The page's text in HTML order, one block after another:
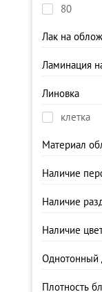
80
Лак на
Ламинация
Линовка
клетка
Материал
Наличие
Наличие
Наличие
Однотонный
Плотность